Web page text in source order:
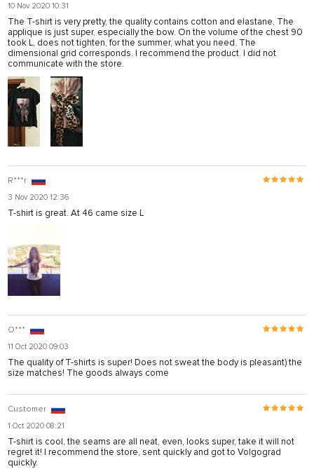
10 Nov 2020 10:31
The T-shirt is very pretty, the quality contains cotton and elastane, The
applique is just super, especially the bow. On the volume of the chest 90
took L, does not tighten, for the summer, what you need. The
dimensional grid corresponds. I recommend the product. I did not
communicate with the store.
R***r
3 Nov 2020 12:36
T-shirt is great. At 46 came size L
O***
11 Oct 2020 09:03
The quality of T-shirts is super! Does not sweat the body is pleasant) the
size matches! The goods always come
Customer
1 Oct 2020 08:21
T-shirt is cool, the seams are all neat, even, looks super, take it will not
regret it! I recommend the store, sent quickly and got to Volgograd
quickly.